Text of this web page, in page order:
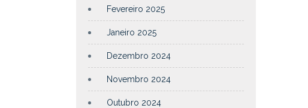
Fevereiro 2025
Janeiro 2025
Dezembro 2024
Novembro 2024
Outubro 2024